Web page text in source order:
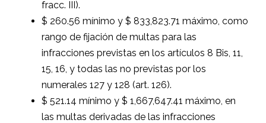
fracc. III).
$ 260.56 mínimo y $ 833,823.71 máximo, como
rango de fijación de multas para las
infracciones previstas en los artículos 8 Bis, 11,
15, 16, y todas las no previstas por los
numerales 127 y 128 (art. 126).
$ 521.14 mínimo y $ 1,667,647.41 máximo, en
las multas derivadas de las infracciones